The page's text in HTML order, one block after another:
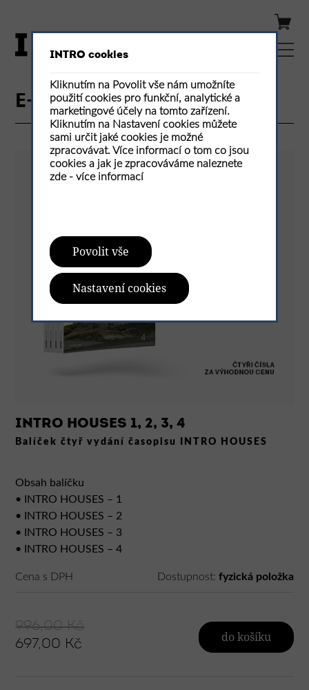
INTRO cookies
Kliknutím na Povolit vše nám umožníte
použití cookies pro funkční, analytické a
marketingové účely na tomto zařízení.
Kliknutím na Nastavení cookies můžete
sami určit jaké cookies je možné
zpracovávat. Více informací o tom co jsou
cookies a jak je zpracováváme naleznete
zde - více informací
Povolit vše
Nastavení cookies
E-shop / Detail produktu
INTRO HOUSES 1, 2, 3, 4
Balíček čtyř vydání časopisu INTRO HOUSES
Obsah balíčku
• INTRO HOUSES – 1
• INTRO HOUSES – 2
• INTRO HOUSES – 3
• INTRO HOUSES – 4
Cena s DPH Dostupnost: fyzická položka
996,00 Kč
697,00 Kč
do košíku